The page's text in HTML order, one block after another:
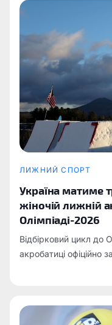
ЛИЖНИЙ СПОРТ
Україна матиме
жіночій лижній
Олімпіаді-2026
Відбірковий цикл до
акробатиці офіційно